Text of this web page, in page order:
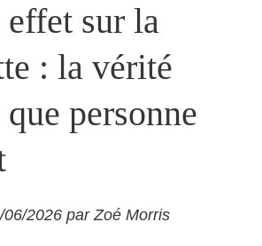
effet sur la
: la vérité
personne
2026 par Zoé Morris